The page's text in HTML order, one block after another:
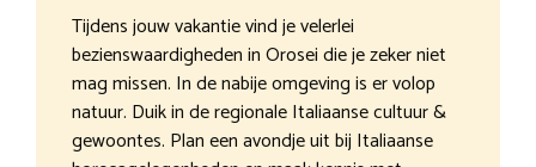
Tijdens jouw vakantie vind je velerlei
bezienswaardigheden in Orosei die je zeker niet
mag missen. In de nabije omgeving is er volop
natuur. Duik in de regionale Italiaanse cultuur &
gewoontes. Plan een avondje uit bij Italiaanse